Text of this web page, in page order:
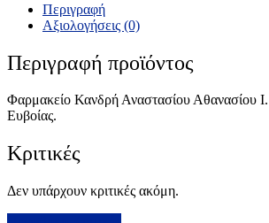
Περιγραφή
Αξιολογήσεις (0)
Περιγραφή προϊόντος
Φαρμακείο Κανδρή Αναστασίου Αθανασίου Ι.
Ευβοίας.
Κριτικές
Δεν υπάρχουν κριτικές ακόμη.